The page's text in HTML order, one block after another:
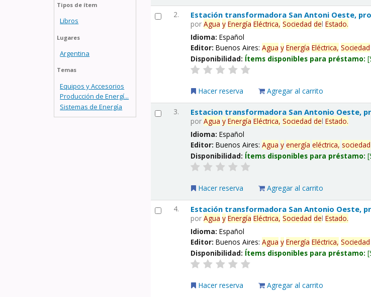
Tipos de ítem
Libros
Lugares
Argentina
Temas
Equipos y Accesorios
Producción de Energí...
Sistemas de Energía
2. Estación transformadora San Antoni Oeste,
porAgua y Energía Eléctrica, Sociedad delEstado.
Idioma:Español
Editor:Buenos Aires:Agua y Energía Eléctrica, Sociedad
Disponibilidad: Ítems disponibles para préstamo:
Hacer reserva Agregar al carrito
3. Estacion transformadora San Antonio Oeste,
porAgua y Energía Eléctrica, Sociedad delEstado.
Idioma:Español
Editor:Buenos Aires:Agua y energía eléctrica, sociedad
Disponibilidad: Ítems disponibles para préstamo:
Hacer reserva Agregar al carrito
4. Estación transformadora San Antonio Oeste,
porAgua y Energía Eléctrica, Sociedad delEstado.
Idioma:Español
Editor:Buenos Aires:Agua y Energía Eléctrica, Sociedad
Disponibilidad: Ítems disponibles para préstamo:
Hacer reserva Agregar al carrito